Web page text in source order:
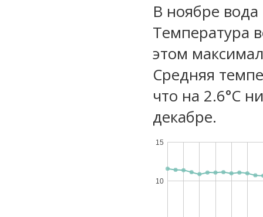
В ноябре
Температура
этом
Средняя
что на 2.6°C
декабре.
10
15